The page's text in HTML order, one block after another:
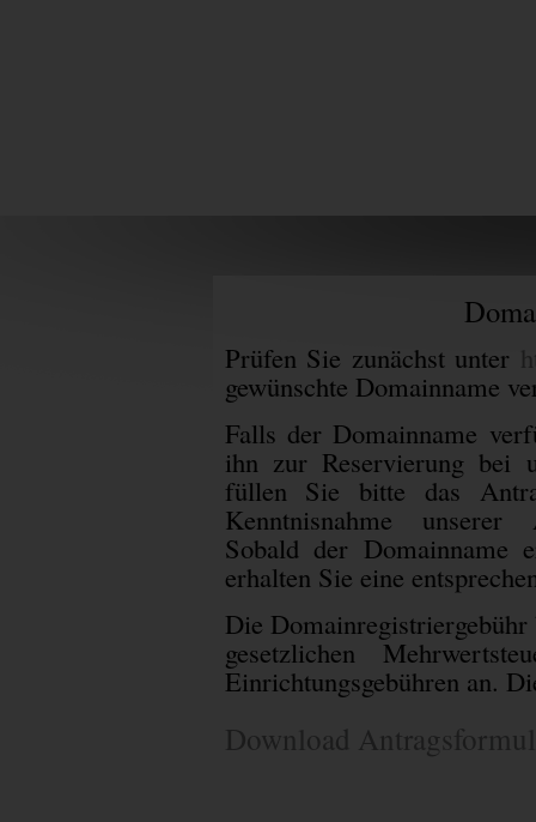
Prüfen Sie zunächst unter
gewünschte Domainname
Falls der Domainname
ihn zur Reservierung bei
füllen Sie bitte das
Kenntnisnahme unserer
Sobald der
erhalten Sie eine
Die
gesetzlichen
Einrichtungsgebühren an.
Download